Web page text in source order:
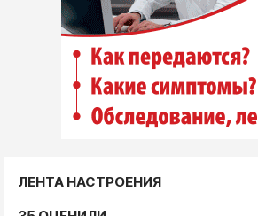
ЛЕНТА НАСТРОЕНИЯ